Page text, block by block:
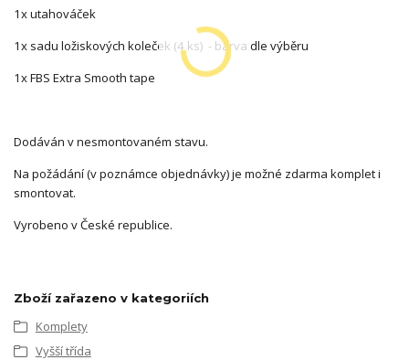
1x utahováček
1x sadu ložiskových koleček (4 ks) - barva dle výběru
1x FBS Extra Smooth tape
Dodáván v nesmontovaném stavu.
Na požádání (v poznámce objednávky) je možné zdarma komplet i
smontovat.
Vyrobeno v České republice.
Zboží zařazeno v kategoriích
Komplety
Vyšší třída